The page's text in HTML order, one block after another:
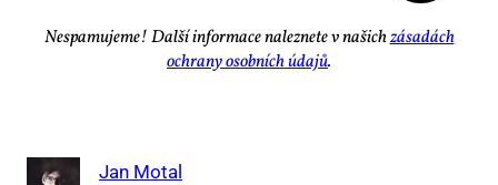
Ne­spa­mu­je­me! Dal­ší in­for­ma­ce na­lez­ne­te v na­šichzá­sa­dách
ochra­ny osob­ních úda­jů.
Jan Motal